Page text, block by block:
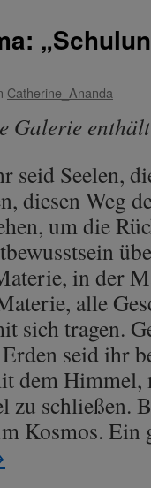
„Die
Schülers
Lichtes“
Catherine_Ananda
Galerie
seid Seelen,
diesen Weg
um die
in der
alle
sich tragen.
seid ihr
dem
zu schließen.
Kosmos. Ein